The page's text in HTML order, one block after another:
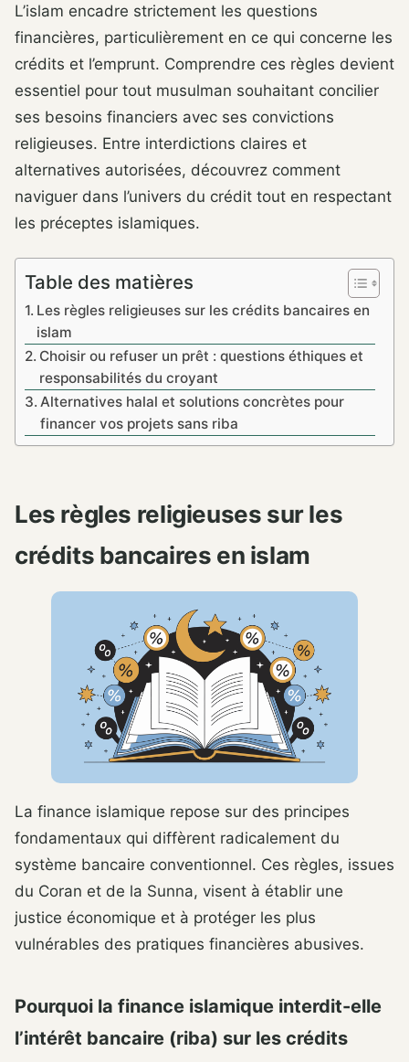
L’islam encadre strictement les questions
financières, particulièrement en ce qui concerne les
crédits et l’emprunt. Comprendre ces règles devient
essentiel pour tout musulman souhaitant concilier
ses besoins financiers avec ses convictions
religieuses. Entre interdictions claires et
alternatives autorisées, découvrez comment
naviguer dans l’univers du crédit tout en respectant
les préceptes islamiques.
Table des matières
Les règles religieuses sur les crédits bancaires en
islam
Choisir ou refuser un prêt : questions éthiques et
responsabilités du croyant
Alternatives halal et solutions concrètes pour
financer vos projets sans riba
Les règles religieuses sur les
crédits bancaires en islam
La finance islamique repose sur des principes
fondamentaux qui diffèrent radicalement du
système bancaire conventionnel. Ces règles, issues
du Coran et de la Sunna, visent à établir une
justice économique et à protéger les plus
vulnérables des pratiques financières abusives.
Pourquoi la finance islamique interdit-elle
l’intérêt bancaire (riba) sur les crédits